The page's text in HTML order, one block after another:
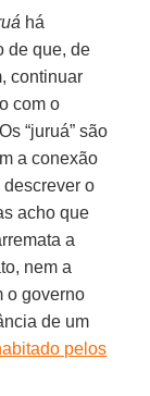
há
de que, de
continuar
com o
“juruá” são
a conexão
descrever o
acho que
a
nem a
o governo
de um
pelos